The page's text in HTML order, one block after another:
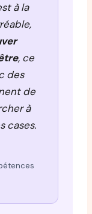
à la
,
, ce
des
de
à
cases.